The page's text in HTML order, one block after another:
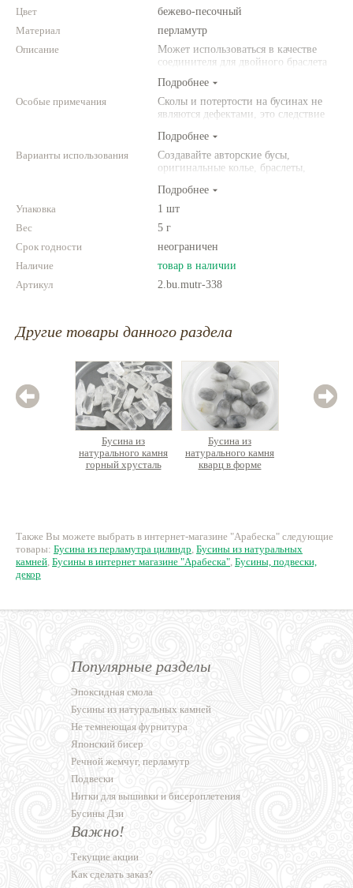
Натуральные камни
Каталог
Фотофорум
Цвет
бежево-песочный
Материал
перламутр
Описание
Может использоваться в качестве
соединителя для двойного браслета
Подробнее
Особые примечания
Сколы и потертости на бусинах не
являются дефектами, это следствие
природного камня. Цвет и размер
товара может отличаться от
представленных на фото.
Подробнее
Варианты использования
Создавайте авторские бусы,
оригинальные колье, браслеты,
Комбинируйте различные цвета и
размеры. Фантазируйте!
Подробнее
Упаковка
1 шт
Вес
5 г
Срок годности
неограничен
Наличие
товар в наличии
Артикул
2.bu.mutr-338
Другие товары данного раздела
Бусина из
натурального камня
горный хрусталь
Бусина из
натурального камня
кварц в форме
Также Вы можете выбрать в интернет-магазине "Арабеска" следующие
товары: Бусина из перламутра цилиндр, Бусины из натуральных
камней, Бусины в интернет магазине "Арабеска", Бусины, подвески,
декор
Популярные разделы
Эпоксидная смола
Бусины из натуральных камней
Не темнеющая фурнитура
Японский бисер
Речной жемчуг, перламутр
Подвески
Нитки для вышивки и бисероплетения
Бусины Дзи
Важно!
Текущие акции
Как сделать заказ?